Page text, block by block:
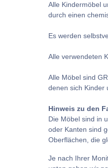
Alle Kindermöbel
durch einen
Es werden
Alle verwendeten
Alle Möbel sind
denen sich Kinder
Hinweis zu den
Die Möbel sind in
oder Kanten sind
Oberflächen, die
Je nach Ihrer